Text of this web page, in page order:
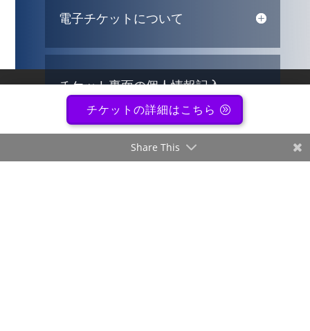
電子チケットについて
チケット裏面の個人情報記入
について
オンラインライブ配信につい
チケットの詳細はこちら
Share This